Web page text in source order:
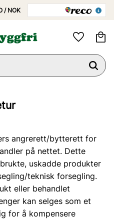
Favoritter
angrerett/bytterett for
på nettet. Dette
uskadde produkter
teknisk forsegling.
eller behandlet
kan selges som et
for å kompensere